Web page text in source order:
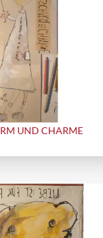
UND CHARME